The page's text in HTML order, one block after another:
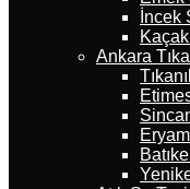
İncek
Ankara